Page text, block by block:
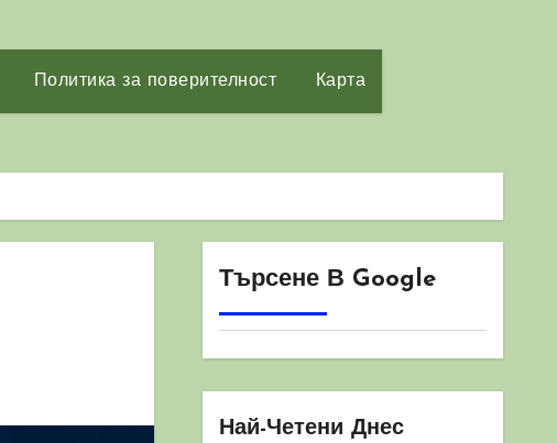
Политика за поверителност Карта
Търсене В Google
Най-Четени Днес